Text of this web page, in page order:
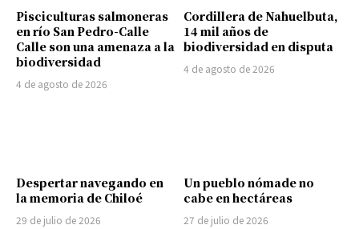
Pisciculturas salmoneras
en río San Pedro-Calle
Calle son una amenaza a la
biodiversidad
4 de agosto de 2026
Cordillera de Nahuelbuta,
14 mil años de
biodiversidad en disputa
4 de agosto de 2026
Despertar navegando en
la memoria de Chiloé
29 de julio de 2026
Un pueblo nómade no
cabe en hectáreas
27 de julio de 2026